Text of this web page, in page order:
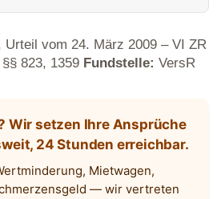
Urteil vom 24. März 2009 – VI ZR
823, 1359 Fundstelle: VersR
Wir setzen Ihre Ansprüche
24 Stunden erreichbar.
Mietwagen,
— wir vertreten